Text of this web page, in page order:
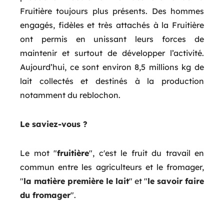
Fruitière toujours plus présents. Des hommes
engagés, fidèles et très attachés à la Fruitière
ont permis en unissant leurs forces de
maintenir et surtout de développer l’activité.
Aujourd’hui, ce sont environ 8,5 millions kg de
lait collectés et destinés à la production
notamment du reblochon.
Le saviez-vous ?
Le mot "fruitière", c'est le fruit du travail en
commun entre les agriculteurs et le fromager,
"la matière première le lait" et "le savoir faire
du fromager".